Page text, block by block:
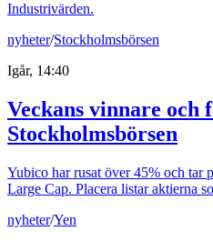
Industrivärden.
nyheter/Stockholmsbörsen
Igår, 14:40
Veckans vinnare och
Stockholmsbörsen
Yubico har rusat över 45% och tar
Large Cap. Placera listar aktierna
nyheter/Yen